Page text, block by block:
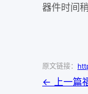
器件时间
原文链接：
← 上一篇